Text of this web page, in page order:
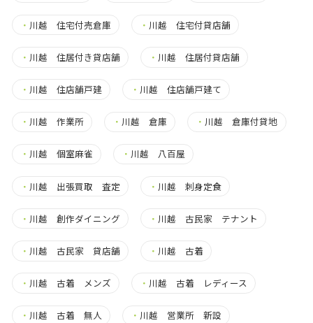
・ 川越 住宅付売倉庫 ・ 川越 住宅付貸店舗
・ 川越 住居付き貸店舗 ・ 川越 住居付貸店舗
・ 川越 住店舗戸建 ・ 川越 住店舗戸建て
・ 川越 作業所 ・ 川越 倉庫 ・ 川越 倉庫付貸地
・ 川越 個室麻雀 ・ 川越 八百屋
・ 川越 出張買取 査定 ・ 川越 刺身定食
・ 川越 創作ダイニング ・ 川越 古民家 テナント
・ 川越 古民家 貸店舗 ・ 川越 古着
・ 川越 古着 メンズ ・ 川越 古着 レディース
・ 川越 古着 無人 ・ 川越 営業所 新設